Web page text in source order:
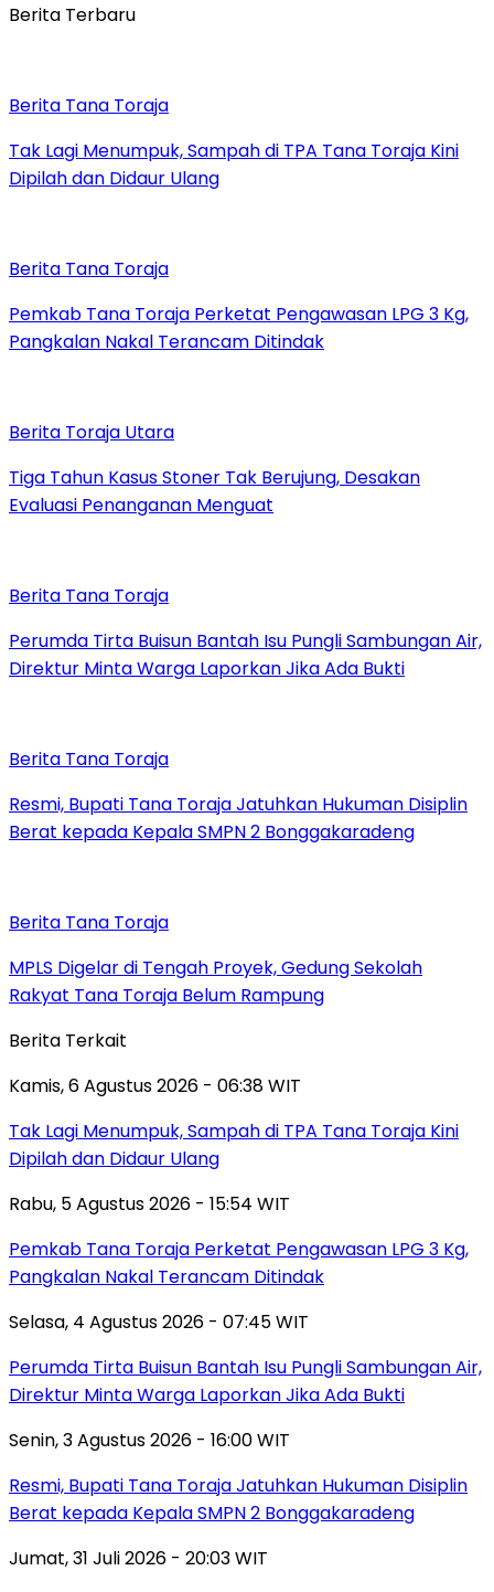
Berita Terbaru
Berita Tana Toraja
Tak Lagi Menumpuk, Sampah di TPA Tana Toraja Kini
Dipilah dan Didaur Ulang
Berita Tana Toraja
Pemkab Tana Toraja Perketat Pengawasan LPG 3 Kg,
Pangkalan Nakal Terancam Ditindak
Berita Toraja Utara
Tiga Tahun Kasus Stoner Tak Berujung, Desakan
Evaluasi Penanganan Menguat
Berita Tana Toraja
Perumda Tirta Buisun Bantah Isu Pungli Sambungan Air,
Direktur Minta Warga Laporkan Jika Ada Bukti
Berita Tana Toraja
Resmi, Bupati Tana Toraja Jatuhkan Hukuman Disiplin
Berat kepada Kepala SMPN 2 Bonggakaradeng
Berita Tana Toraja
MPLS Digelar di Tengah Proyek, Gedung Sekolah
Rakyat Tana Toraja Belum Rampung
Berita Terkait
Kamis, 6 Agustus 2026 - 06:38 WIT
Tak Lagi Menumpuk, Sampah di TPA Tana Toraja Kini
Dipilah dan Didaur Ulang
Rabu, 5 Agustus 2026 - 15:54 WIT
Pemkab Tana Toraja Perketat Pengawasan LPG 3 Kg,
Pangkalan Nakal Terancam Ditindak
Selasa, 4 Agustus 2026 - 07:45 WIT
Perumda Tirta Buisun Bantah Isu Pungli Sambungan Air,
Direktur Minta Warga Laporkan Jika Ada Bukti
Senin, 3 Agustus 2026 - 16:00 WIT
Resmi, Bupati Tana Toraja Jatuhkan Hukuman Disiplin
Berat kepada Kepala SMPN 2 Bonggakaradeng
Jumat, 31 Juli 2026 - 20:03 WIT